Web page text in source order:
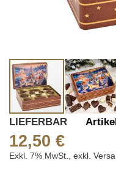
Skip
to
the
LIEFERBAR
12,50 €
Exkl. 7% MwSt., exkl.